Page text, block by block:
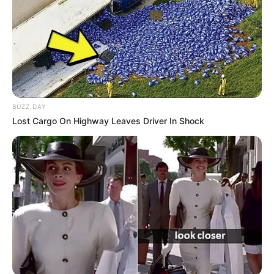
Également à votre disposition et dans le but de vous
faciliter l’analyse de ce quinté, vous pourrez découvrirles
dernières statistiques des pronostiqueurs sur les courses
de Trot attelé
PRONOSTIC du QUINTÉ+ PRIX D’AMÉRIQUE –
AMÉRIQUE RACES la Base Prono PMU ou
Couplé gagnant du Quinté+
La base prono du Quinté est établie avec notre logiciel qui
est 100% gratuit. Soit les 3 principaux favoris duQuinté
PMUdu jour qui pourront vous permettre de faire ces
différents jeux:
(liste de paris allant du plus risqué au prono plus soft.)
Un Tiercé.
Le couplé (jumelé) gagnant et/ou placé en combiné 3
chevaux.
BUZZ DAY
Lost Cargo On Highway Leaves Driver In Shock